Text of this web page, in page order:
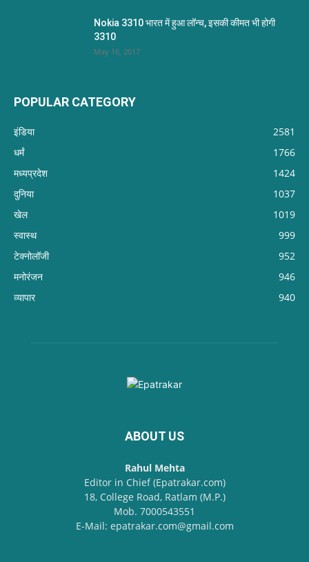
Nokia 3310 भारत में हुआ लॉन्च, इसकी कीमत भी होगी
3310
May 16, 2017
POPULAR CATEGORY
इंडिया
2581
धर्मं
1766
मध्यप्रदेश
1424
दुनिया
1037
खेल
1019
स्वास्थ
999
टेक्नोलॉजी
952
मनोरंजन
946
व्यापार
940
ABOUT US
Rahul Mehta
Editor in Chief (Epatrakar.com)
18, College Road, Ratlam (M.P.)
Mob. 7000543551
E-Mail: epatrakar.com@gmail.com